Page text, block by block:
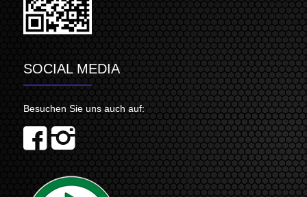
SOCIAL MEDIA
Besuchen Sie uns auch auf: